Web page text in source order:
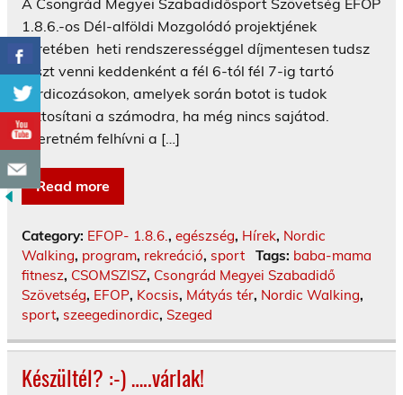
A Csongrád Megyei Szabadidősport Szövetség EFOP
1.8.6.-os Dél-alföldi Mozgolódó projektjének
keretében heti rendszerességgel díjmentesen tudsz
részt venni keddenként a fél 6-tól fél 7-ig tartó
nordicozásokon, amelyek során botot is tudok
biztosítani a számodra, ha még nincs sajátod.
Szeretném felhívni a […]
Read more
Category: EFOP- 1.8.6., egészség, Hírek, Nordic
Walking, program, rekreáció, sport Tags: baba-mama
fitnesz, CSOMSZISZ, Csongrád Megyei Szabadidő
Szövetség, EFOP, Kocsis, Mátyás tér, Nordic Walking,
sport, szeegedinordic, Szeged
Készültél? :-) …..várlak!